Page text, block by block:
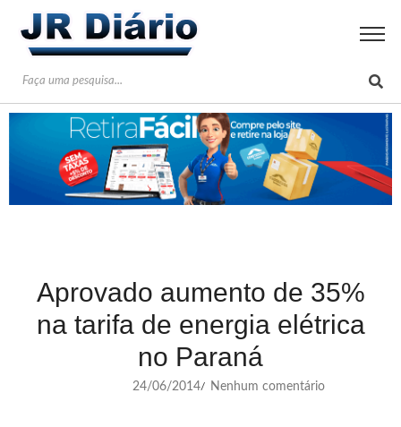
Aprovado aumento de 35%
na tarifa de energia elétrica
no Paraná
24/06/2014/ Nenhum comentário